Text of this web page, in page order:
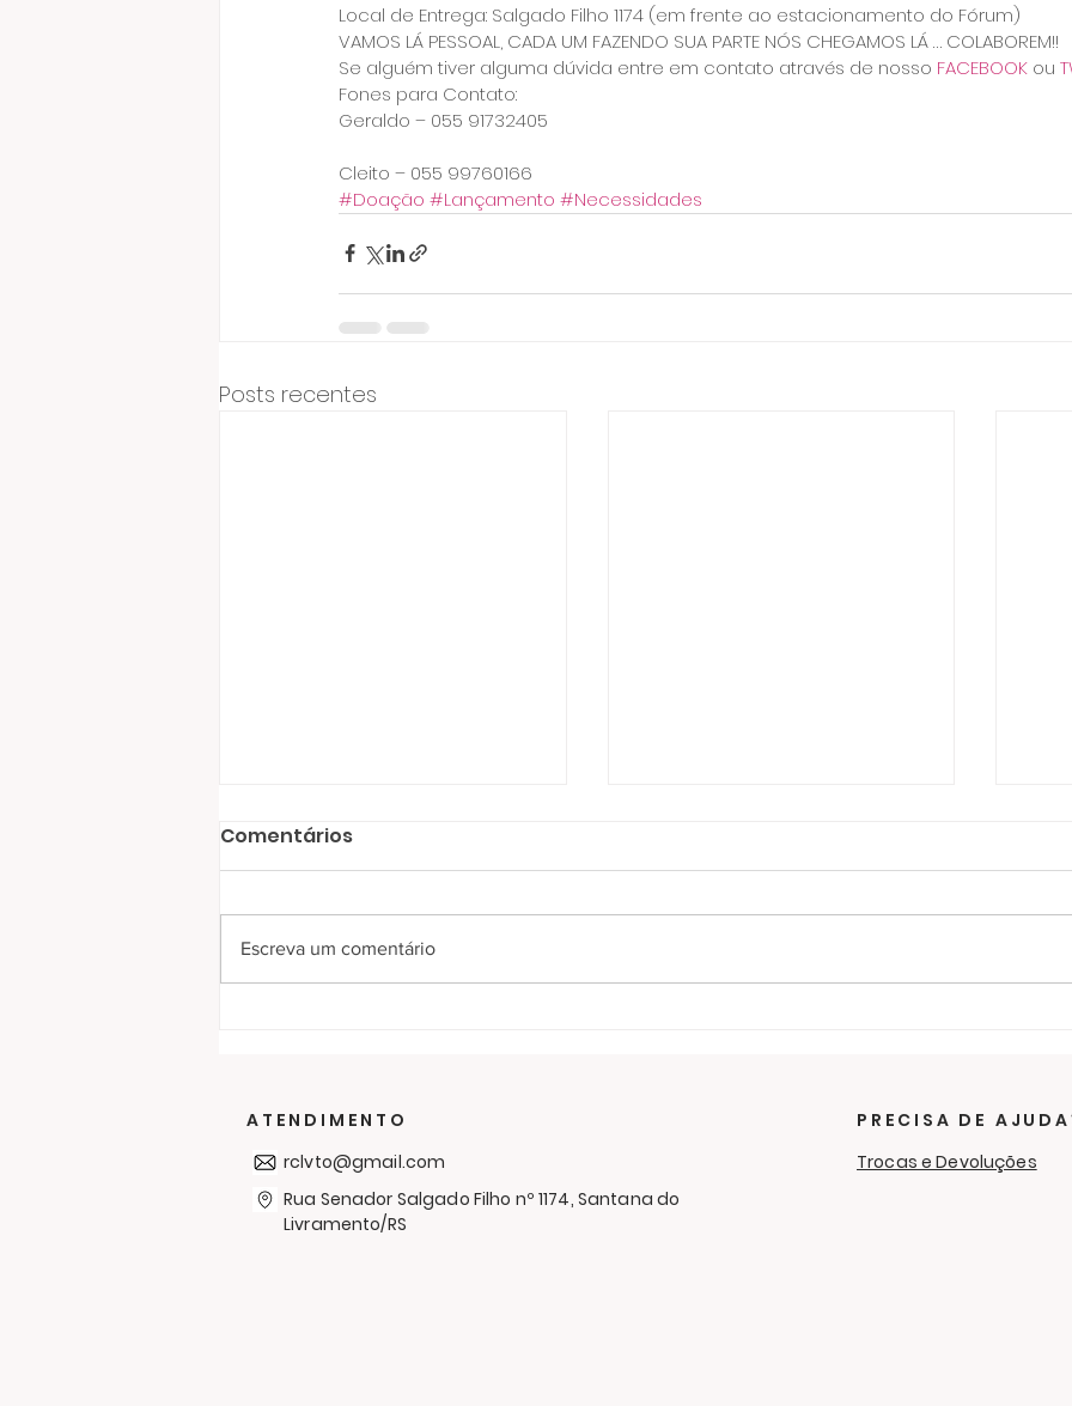
Local de Entrega: Salgado Filho 1174 (em frente ao estacionamento do Fórum)
VAMOS LÁ PESSOAL, CADA UM FAZENDO SUA PARTE NÓS CHEGAMOS LÁ … COLABOREM!!
Se alguém tiver alguma dúvida entre em contato através de nosso FACEBOOK ou
Fones para Contato:
Geraldo – 055 91732405
Cleito – 055 99760166
#Doação #Lançamento #Necessidades
Posts recentes
uma Campanha de
Agasalhos
Comentários
Escreva um comentário
ATENDIMENTO
rclvto@gmail.com
Rua Senador Salgado Filho nº 1174, Santana do
Livramento/RS
PRECISA DE
Trocas e Devoluções